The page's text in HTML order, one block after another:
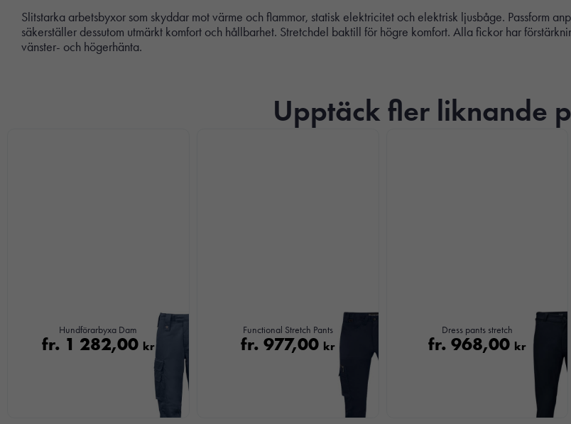
Slitstarka arbetsbyxor som skyddar mot värme och flammor, statisk elektricitet och elektrisk ljusbåge. Passform
säkerställer dessutom utmärkt komfort och hållbarhet. Stretchdel baktill för högre komfort. Alla fickor har
vänster- och högerhänta.
Upptäck fler liknande
Hundförarbyxa Dam
fr. 1 282,00 kr
Functional Stretch Pants
fr. 977,00 kr
Dress pants stretch
fr. 968,00 kr
Dessa kakor
går inte att
välja bort. De
behövs för att
hemsidan
över huvud
taget ska
fungera.